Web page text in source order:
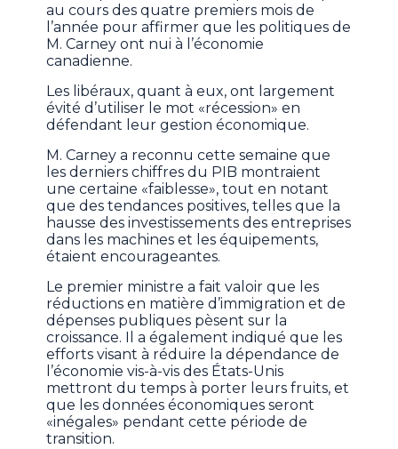
au cours des quatre premiers mois de
l’année pour affirmer que les politiques de
M. Carney ont nui à l’économie
canadienne.
Les libéraux, quant à eux, ont largement
évité d’utiliser le mot «récession» en
défendant leur gestion économique.
M. Carney a reconnu cette semaine que
les derniers chiffres du PIB montraient
une certaine «faiblesse», tout en notant
que des tendances positives, telles que la
hausse des investissements des entreprises
dans les machines et les équipements,
étaient encourageantes.
Le premier ministre a fait valoir que les
réductions en matière d’immigration et de
dépenses publiques pèsent sur la
croissance. Il a également indiqué que les
efforts visant à réduire la dépendance de
l’économie vis-à-vis des États-Unis
mettront du temps à porter leurs fruits, et
que les données économiques seront
«inégales» pendant cette période de
transition.